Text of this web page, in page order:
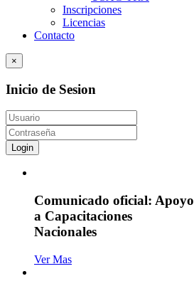
Inscripciones
Licencias
Contacto
×
Inicio de Sesion
Login
Comunicado oficial: Apoyo
a Capacitaciones
Nacionales
Ver Mas